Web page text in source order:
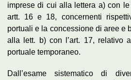
imprese di cui alla lettera a) con
artt. 16 e 18, concernenti
portuali e la concessione di aree e
alla lett. b) con l’art. 17, relativo
portuale temporaneo.
Dall’esame sistematico di